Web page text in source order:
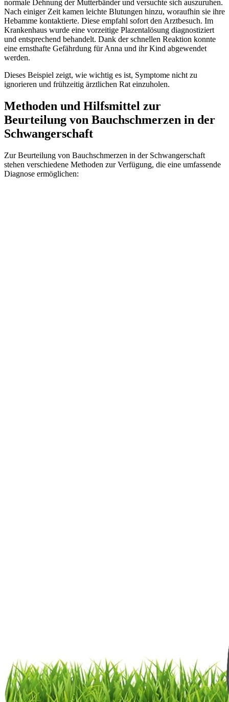
normale Dehnung der Mutterbänder und versuchte sich auszuruhen.
Nach einiger Zeit kamen leichte Blutungen hinzu, woraufhin sie ihre
Hebamme kontaktierte. Diese empfahl sofort den Arztbesuch. Im
Krankenhaus wurde eine vorzeitige Plazentalösung diagnostiziert
und entsprechend behandelt. Dank der schnellen Reaktion konnte
eine ernsthafte Gefährdung für Anna und ihr Kind abgewendet
werden.
Dieses Beispiel zeigt, wie wichtig es ist, Symptome nicht zu
ignorieren und frühzeitig ärztlichen Rat einzuholen.
Methoden und Hilfsmittel zur
Beurteilung von Bauchschmerzen in der
Schwangerschaft
Zur Beurteilung von Bauchschmerzen in der Schwangerschaft
stehen verschiedene Methoden zur Verfügung, die eine umfassende
Diagnose ermöglichen: